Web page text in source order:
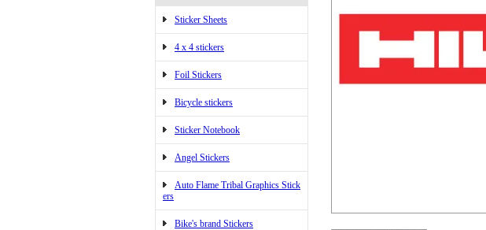
Sticker Sheets
4 x 4 stickers
Foil Stickers
Bicycle stickers
Sticker Notebook
Angel Stickers
Auto Flame Tribal Graphics Stick
ers
Bike's brand Stickers